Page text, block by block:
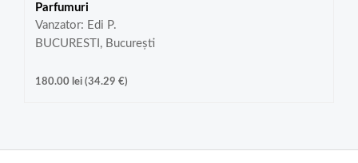
Parfumuri
Vanzator: Edi P.
BUCURESTI, București
180.00 lei(34.29 €)